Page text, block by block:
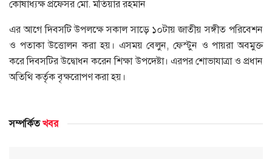
কোষাধ্যক্ষ প্রফেসর মো. মতিয়ার রহমান
এর আগে দিবসটি উপলক্ষে সকাল সাড়ে ১০টায় জাতীয় সঙ্গীত পরিবেশন
ও পতাকা উত্তোলন করা হয়। এসময় বেলুন, ফেস্টুন ও পায়রা অবমুক্ত
করে দিবসটির উদ্বোধন করেন শিক্ষা উপদেষ্টা। এরপর শোভাযাত্রা ও প্রধান
অতিথি কর্তৃক বৃক্ষরোপণ করা হয়।
সম্পর্কিতখবর